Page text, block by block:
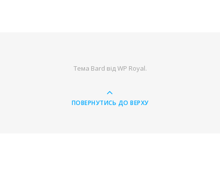
Тема Bard відWP Royal.
ПОВЕРНУТИСЬ ДО ВЕРХУ